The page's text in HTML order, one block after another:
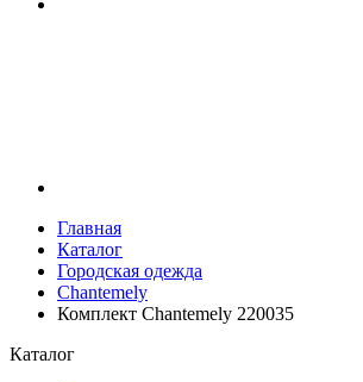
Главная
Каталог
Городская одежда
Chantemely
Комплект Chantemely 220035
Каталог